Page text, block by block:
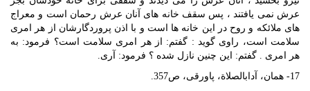
عرش نمى ‏يافتند ، پس سقف خانه‏ هاى آنان عرش رحمان است و معراج‏
هاى ملائكه و روح در اين خانه‏ ها است و با اذن پروردگارشان از هر امرى
سلامت است، راوى گويد : گفتم: از هر امرى سلامت است؟ فرمود: به
هر امرى . گفتم: اين چنين نازل شده ؟ فرمود: آرى.
17- همان، آداب‏الصلاة، پاورقى، ص‏357.